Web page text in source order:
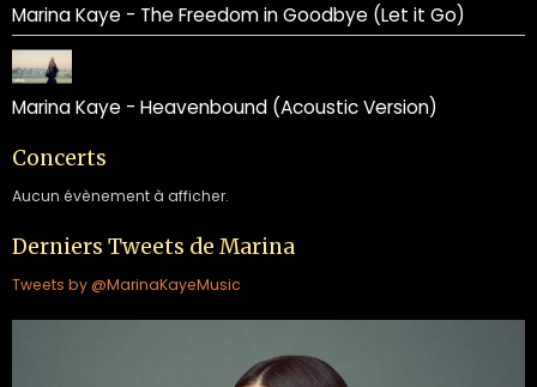
Marina Kaye - The Freedom in Goodbye (Let it Go)
Marina Kaye - Heavenbound (Acoustic Version)
Concerts
Aucun évènement à afficher.
Derniers Tweets de Marina
Tweets by @MarinaKayeMusic